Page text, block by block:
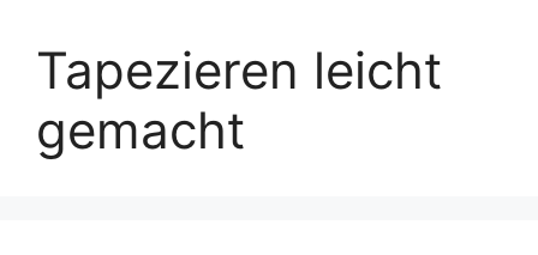
Tapezieren leicht
gemacht